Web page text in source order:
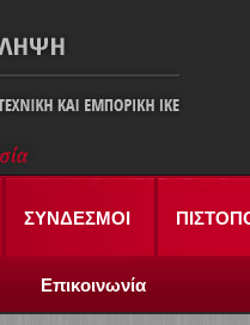
ΣΥΝΔΕΣΜΟΙ
Επικοινωνία